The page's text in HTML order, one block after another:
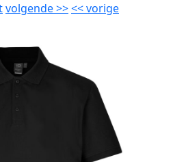
volgende>><<vorige